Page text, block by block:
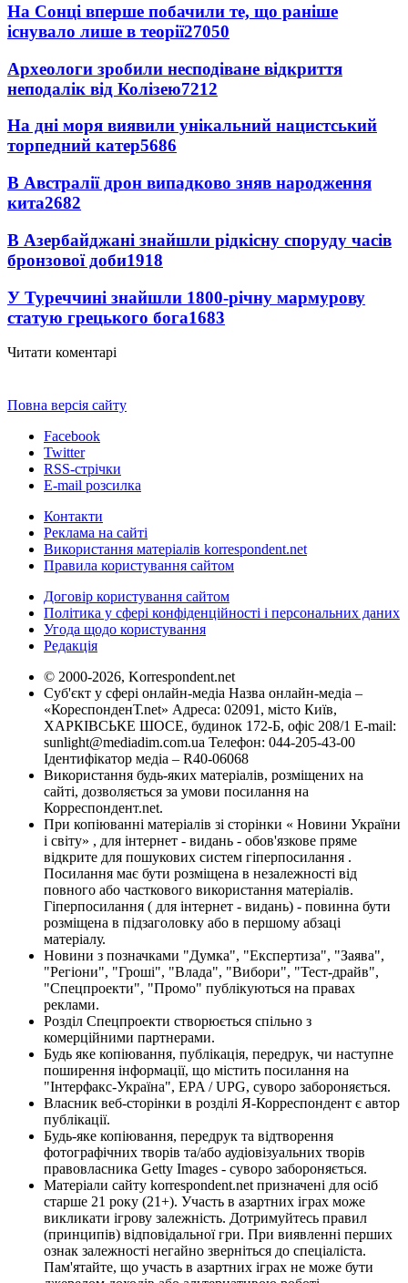
На Сонці вперше побачили те, що раніше
існувало лише в теорії27050
Археологи зробили несподіване відкриття
неподалік від Колізею7212
На дні моря виявили унікальний нацистський
торпедний катер5686
В Австралії дрон випадково зняв народження
кита2682
В Азербайджані знайшли рідкісну споруду часів
бронзової доби1918
У Туреччині знайшли 1800-річну мармурову
статую грецького бога1683
Читати коментарі
Повна версія сайту
Facebook
Twitter
RSS-стрічки
E-mail розсилка
Контакти
Реклама на сайті
Використання матеріалів korrespondent.net
Правила користування сайтом
Договір користування сайтом
Політика у сфері конфіденційності і персональних даних
Угода щодо користування
Редакція
© 2000-2026, Korrespondent.net
Суб'єкт у сфері онлайн-медіа Назва онлайн-медіа –
«КореспонденТ.net» Адреса: 02091, місто Київ,
ХАРКІВСЬКЕ ШОСЕ, будинок 172-Б, офіс 208/1 E-mail:
sunlight@mediadim.com.ua Телефон: 044-205-43-00
Ідентифікатор медіа – R40-06068
Використання будь-яких матеріалів, розміщених на
сайті, дозволяється за умови посилання на
Корреспондент.net.
При копіюванні матеріалів зі сторінки « Новини України
і світу» , для інтернет - видань - обов'язкове пряме
відкрите для пошукових систем гіперпосилання .
Посилання має бути розміщена в незалежності від
повного або часткового використання матеріалів.
Гіперпосилання ( для інтернет - видань) - повинна бути
розміщена в підзаголовку або в першому абзаці
матеріалу.
Новини з позначками "Думка", "Експертиза", "Заява",
"Регіони", "Гроші", "Влада", "Вибори", "Тест-драйв",
"Спецпроекти", "Промо" публікуються на правах
реклами.
Розділ Спецпроекти створюється спільно з
комерційними партнерами.
Будь яке копіювання, публікація, передрук, чи наступне
поширення інформації, що містить посилання на
"Інтерфакс-Україна", EPA / UPG, суворо забороняється.
Власник веб-сторінки в розділі Я-Корреспондент є автор
публікації.
Будь-яке копіювання, передрук та відтворення
фотографічних творів та/або аудіовізуальних творів
правовласника Getty Images - суворо забороняється.
Матеріали сайту korrespondent.net призначені для осіб
старше 21 року (21+). Участь в азартних іграх може
викликати ігрову залежність. Дотримуйтесь правил
(принципів) відповідальної гри. При виявленні перших
ознак залежності негайно зверніться до спеціаліста.
Пам'ятайте, що участь в азартних іграх не може бути